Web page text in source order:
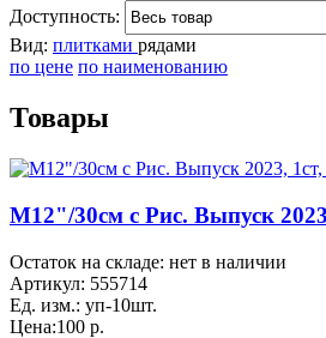
Доступность:
Вид: плитками рядами
по цене по наименованию
Товары
M12"/30см с Рис. Выпуск
Остаток на складе: нет в наличии
Артикул: 555714
Ед. изм.: уп-10шт.
Цена:100 р.